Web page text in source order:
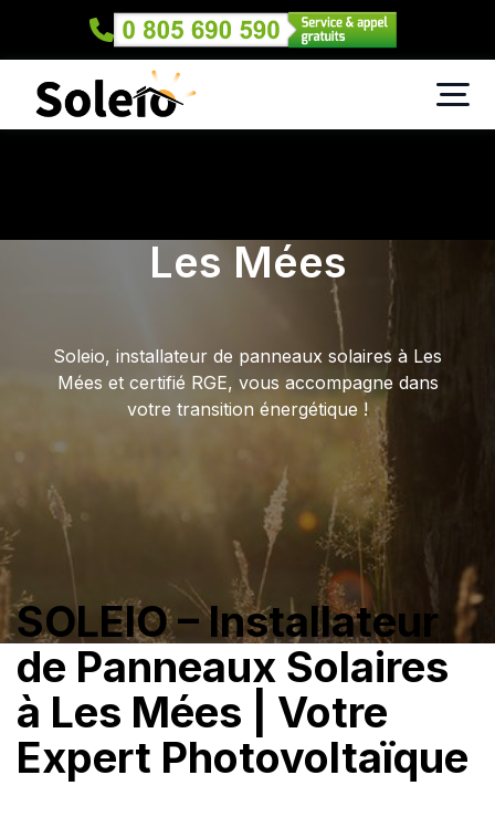
Les Mées
Soleio, installateur de panneaux solaires à Les
Mées et certifié RGE, vous accompagne dans
votre transition énergétique !
SOLEIO – Installateur
de Panneaux Solaires
à Les Mées | Votre
Expert Photovoltaïque